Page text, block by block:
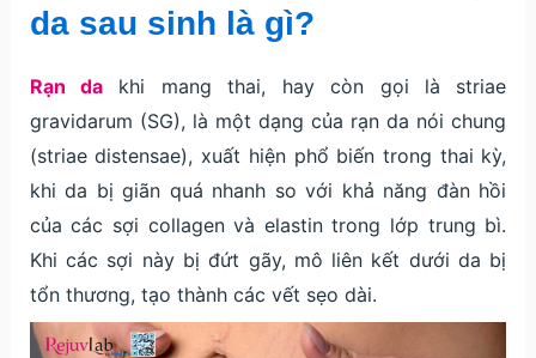
da sau sinh là gì?
Rạn da khi mang thai, hay còn gọi là striae
gravidarum (SG), là một dạng của rạn da nói chung
(striae distensae), xuất hiện phổ biến trong thai kỳ,
khi da bị giãn quá nhanh so với khả năng đàn hồi
của các sợi collagen và elastin trong lớp trung bì.
Khi các sợi này bị đứt gãy, mô liên kết dưới da bị
tổn thương, tạo thành các vết sẹo dài.